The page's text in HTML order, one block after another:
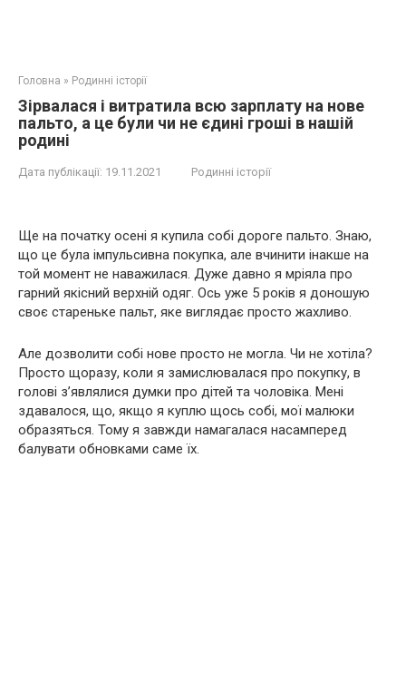
Головна » Родинні історії
Зірвалася і витратила всю зарплату на нове
пальто, а це були чи не єдині гроші в нашій
родині
Дата публікації: 19.11.2021 Родинні історії
Ще на початку осені я купила собі дороге пальто. Знаю,
що це була імпульсивна покупка, але вчинити інакше на
той момент не наважилася. Дуже давно я мріяла про
гарний якісний верхній одяг. Ось уже 5 років я доношую
своє стареньке пальт, яке виглядає просто жахливо.
Але дозволити собі нове просто не могла. Чи не хотіла?
Просто щоразу, коли я замислювалася про покупку, в
голові з’являлися думки про дітей та чоловіка. Мені
здавалося, що, якщо я куплю щось собі, мої малюки
образяться. Тому я завжди намагалася насамперед
балувати обновками саме їх.